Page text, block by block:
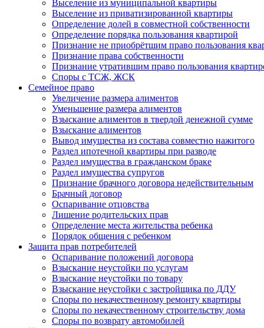
Выселение из муниципальной квартиры
Выселение из приватизированной квартиры
Определение долей в совместной собственности
Определение порядка пользования квартирой
Признание не приобрётшим право пользования
Признание права собственности
Признание утратившим право пользования
Споры с ТСЖ, ЖСК
Семейное право
Увеличение размера алиментов
Уменьшение размера алиментов
Взыскание алиментов в твердой денежной сумме
Взыскание алиментов
Вывод имущества из состава совместно нажитого
Раздел ипотечной квартиры при разводе
Раздел имущества в гражданском браке
Раздел имущества супругов
Признание брачного договора недействительным
Брачный договор
Оспаривание отцовства
Лишение родительских прав
Определение места жительства ребенка
Порядок общения с ребенком
Защита прав потребителей
Оспаривание положений договора
Взыскание неустойки по услугам
Взыскание неустойки по товару
Взыскание неустойки с застройщика по ДДУ
Споры по некачественному ремонту квартиры
Споры по некачественному строительству дома
Споры по возврату автомобилей